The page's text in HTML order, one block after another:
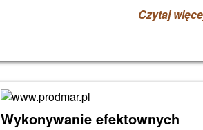
Czytaj
Wykonywanie efektownych